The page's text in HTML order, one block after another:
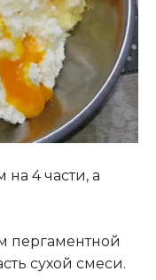
4 части, а
пергаментной
сухой смеси.